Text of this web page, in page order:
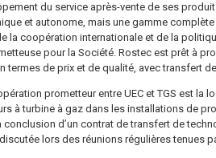
du service après-vente de ses
et autonome, mais une gamme
la coopération internationale et de la
pour la Société. Rostec est prêt à
termes de prix et de qualité, avec transfert
prometteur entre UEC et TGS est la
à turbine à gaz dans les installations de
d’un contrat de transfert de
lors des réunions régulières tenues